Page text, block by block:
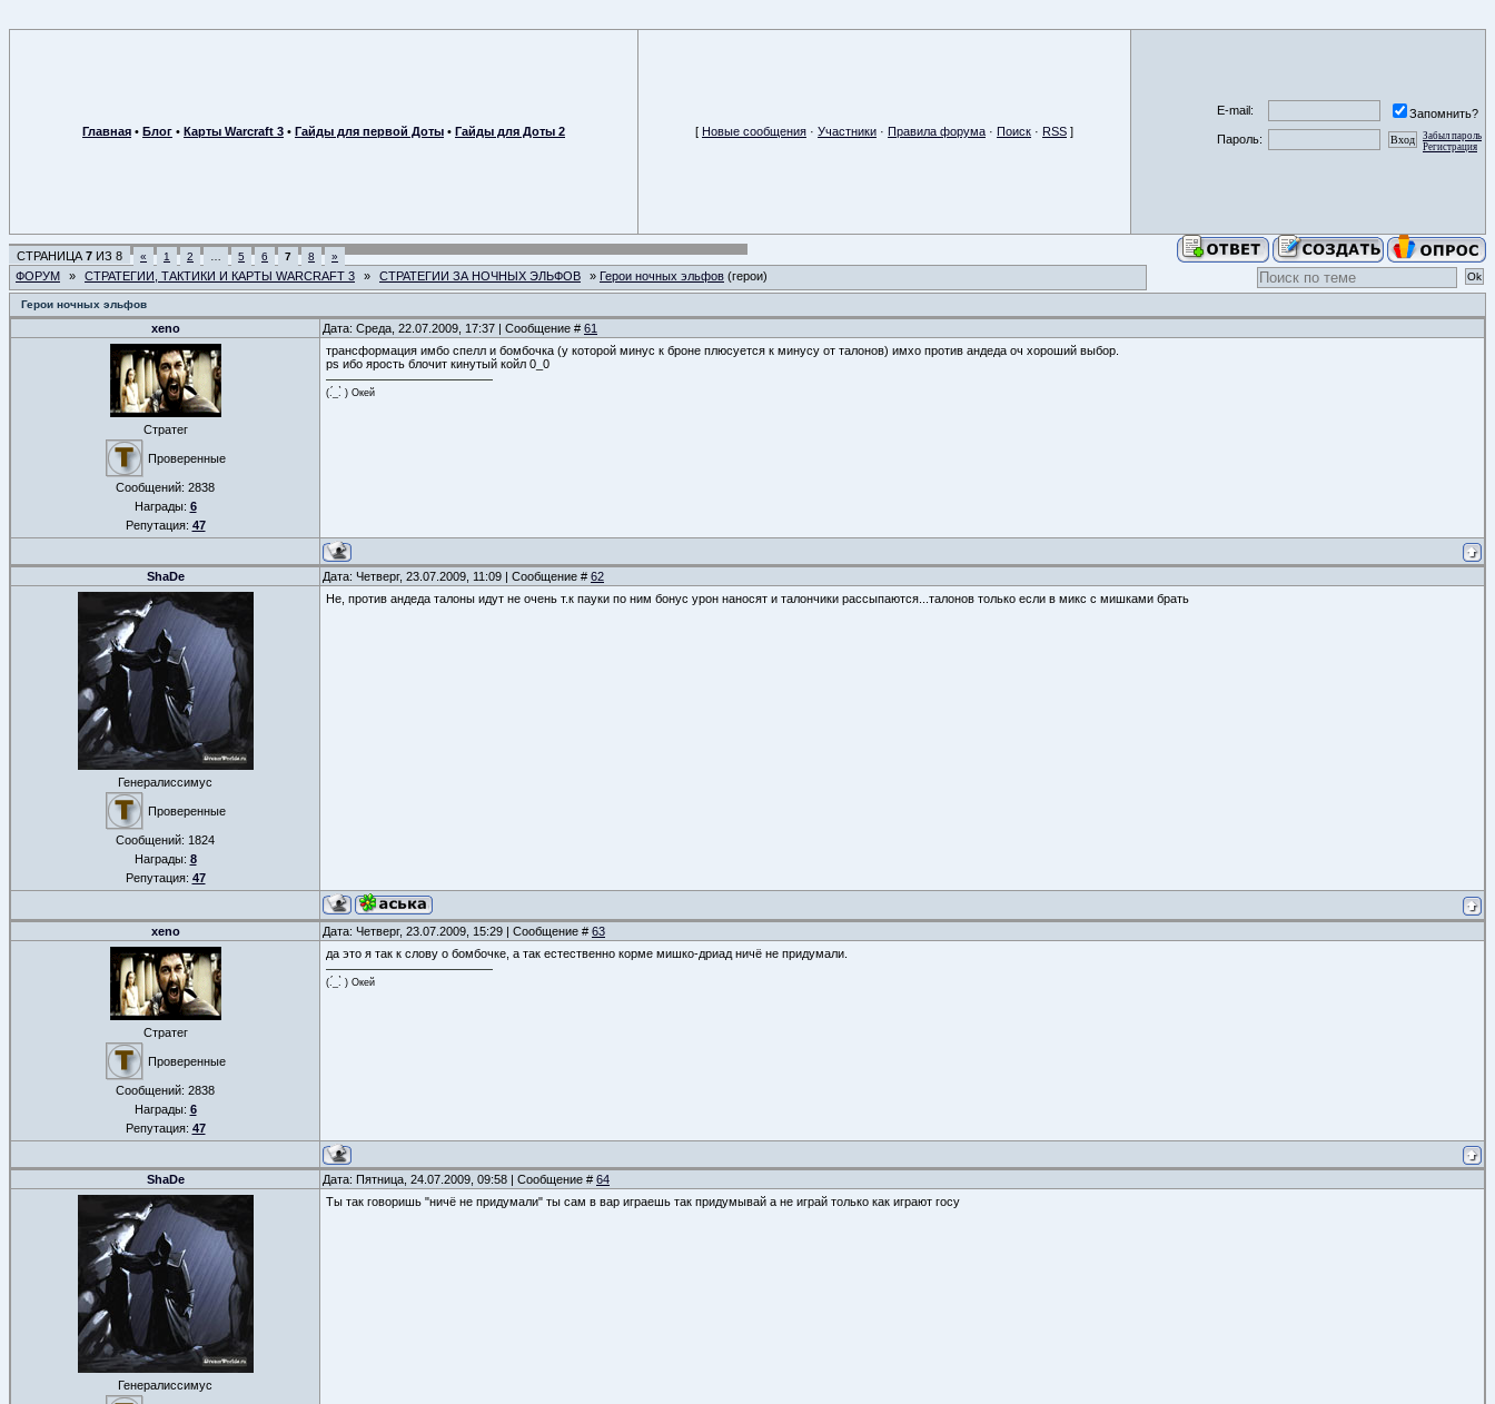
Главная • Блог • Карты Warcraft 3 • Гайды для первой Доты • Гайды для Доты 2 [ Новые сообщения · Участники · Правила форума · Поиск · RSS ]
E-mail:
Запомнить?
Пароль:
Забыл пароль
Регистрация
СТРАНИЦА 7 ИЗ 8 « 1 2 5 6 7 8 »
ФОРУМ » СТРАТЕГИИ, ТАКТИКИ И КАРТЫ WARCRAFT 3 » СТРАТЕГИИ ЗА НОЧНЫХ ЭЛЬФОВ » Герои ночных эльфов (герои)
Герои ночных эльфов
xeno Дата: Среда, 22.07.2009, 17:37 | Сообщение # 61
Стратег
Проверенные
Сообщений: 2838
Награды: 6
Репутация: 47
трансформация имбо спелл и бомбочка (у которой минус к броне плюсуется к минусу от талонов) имхо против андеда оч хороший выбор.
ps ибо ярость блочит кинутый койл 0_0
(.́_.̀ ) Окей
ShaDe Дата: Четверг, 23.07.2009, 11:09 | Сообщение # 62
Генералиссимус
Проверенные
Сообщений: 1824
Награды: 8
Репутация: 47
Не, против андеда талоны идут не очень т.к пауки по ним бонус урон наносят и талончики рассыпаются...талонов только если в микс с мишками брать
xeno Дата: Четверг, 23.07.2009, 15:29 | Сообщение # 63
Стратег
Проверенные
Сообщений: 2838
Награды: 6
Репутация: 47
да это я так к слову о бомбочке, а так естественно корме мишко-дриад ничё не придумали.
(.́_.̀ ) Окей
ShaDe Дата: Пятница, 24.07.2009, 09:58 | Сообщение # 64
Генералиссимус
Ты так говоришь "ничё не придумали" ты сам в вар играешь так придумывай а не играй только как играют госу